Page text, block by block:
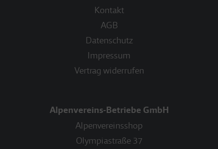
Kontakt
AGB
Datenschutz
Impressum
Vertrag widerrufen
Alpenvereins-Betriebe GmbH
Alpenvereinsshop
Olympiastraße 37